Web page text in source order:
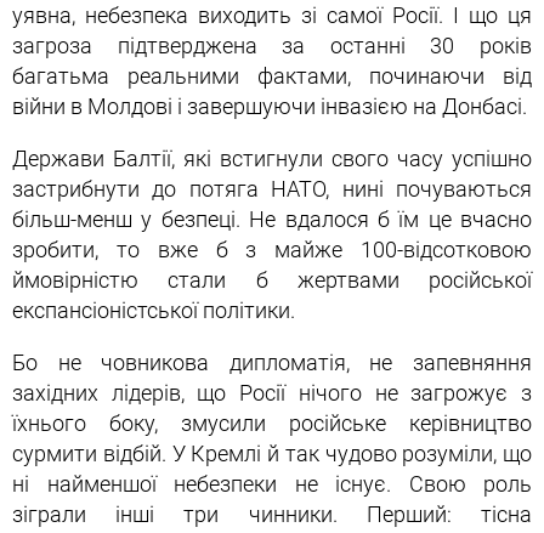
уявна, небезпека виходить зі самої Росії. І що ця
загроза підтверджена за останні 30 років
багатьма реальними фактами, починаючи від
війни в Молдові і завершуючи інвазією на Донбасі.
Держави Балтії, які встигнули свого часу успішно
застрибнути до потяга НАТО, нині почуваються
більш-менш у безпеці. Не вдалося б їм це вчасно
зробити, то вже б з майже 100-відсотковою
ймовірністю стали б жертвами російської
експансіоністської політики.
Бо не човникова дипломатія, не запевняння
західних лідерів, що Росії нічого не загрожує з
їхнього боку, змусили російське керівництво
сурмити відбій. У Кремлі й так чудово розуміли, що
ні найменшої небезпеки не існує. Свою роль
зіграли інші три чинники. Перший: тісна